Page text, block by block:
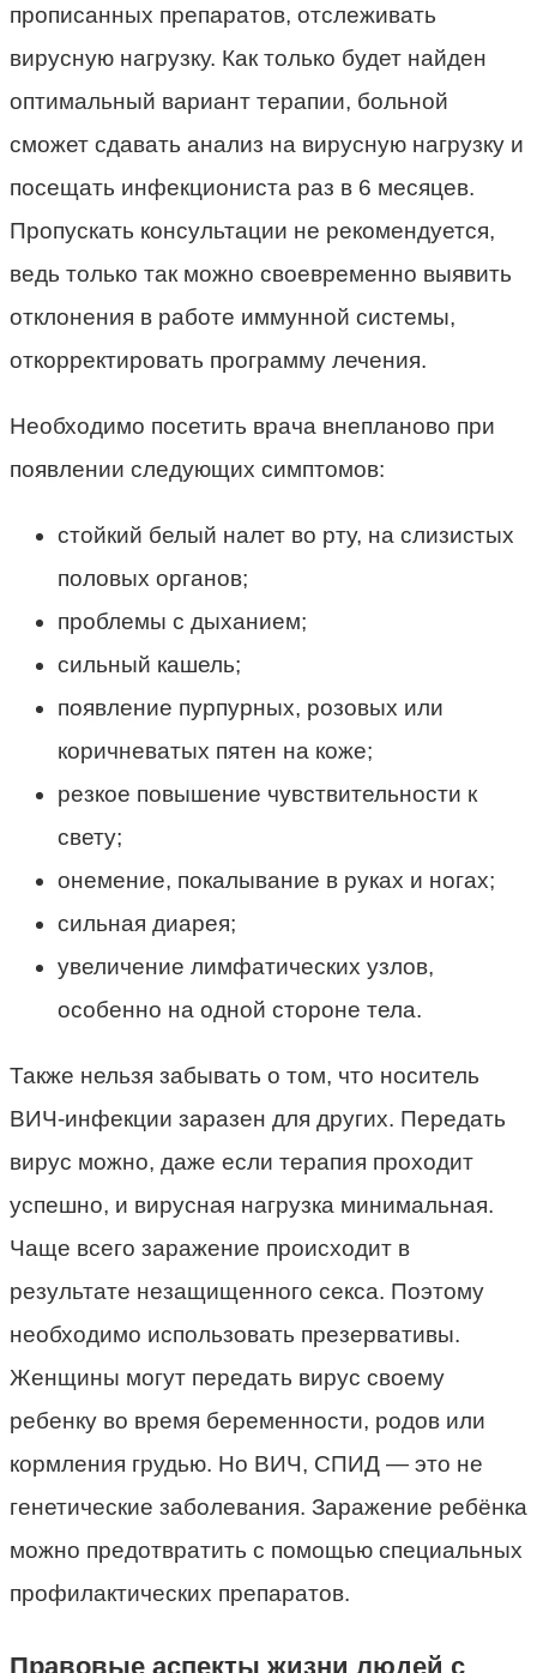
прописанных препаратов, отслеживать
вирусную нагрузку. Как только будет найден
оптимальный вариант терапии, больной
сможет сдавать анализ на вирусную нагрузку и
посещать инфекциониста раз в 6 месяцев.
Пропускать консультации не рекомендуется,
ведь только так можно своевременно выявить
отклонения в работе иммунной системы,
откорректировать программу лечения.
Необходимо посетить врача внепланово при
появлении следующих симптомов:
стойкий белый налет во рту, на слизистых
половых органов;
проблемы с дыханием;
сильный кашель;
появление пурпурных, розовых или
коричневатых пятен на коже;
резкое повышение чувствительности к
свету;
онемение, покалывание в руках и ногах;
сильная диарея;
увеличение лимфатических узлов,
особенно на одной стороне тела.
Также нельзя забывать о том, что носитель
ВИЧ-инфекции заразен для других. Передать
вирус можно, даже если терапия проходит
успешно, и вирусная нагрузка минимальная.
Чаще всего заражение происходит в
результате незащищенного секса. Поэтому
необходимо использовать презервативы.
Женщины могут передать вирус своему
ребенку во время беременности, родов или
кормления грудью. Но ВИЧ, СПИД — это не
генетические заболевания. Заражение ребёнка
можно предотвратить с помощью специальных
профилактических препаратов.
Правовые аспекты жизни людей с